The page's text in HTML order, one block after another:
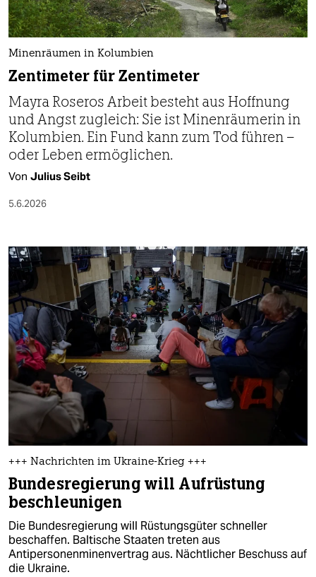
nord
wahrheit
verlag
verlag
veranstaltungen
shop
fragen & hilfe
abo
genossenschaft
epaper login
Minenräumen in Kolumbien
Zentimeter für Zentimeter
Mayra Roseros Arbeit besteht aus Hoffnung
und Angst zugleich: Sie ist Minenräumerin in
Kolumbien. Ein Fund kann zum Tod führen –
oder Leben ermöglichen.
Von Julius Seibt
5.6.2026
+++ Nachrichten im Ukraine-Krieg +++
Bundesregierung will Aufrüstung
beschleunigen
Die Bundesregierung will Rüstungsgüter schneller
beschaffen. Baltische Staaten treten aus
Antipersonenminenvertrag aus. Nächtlicher Beschuss auf
die Ukraine.